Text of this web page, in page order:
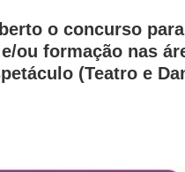
o concurso
ou formação nas
(Teatro e